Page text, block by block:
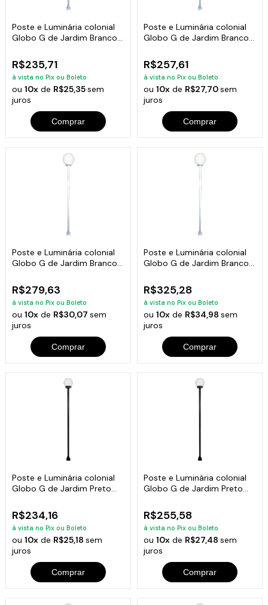
Poste e Luminária colonial
Globo G de Jardim Branco
R$235,71
à vista no Pix ou Boleto
ou10x de R$25,35sem
juros
Comprar
Poste e Luminária colonial
Globo G de Jardim Branco
R$257,61
à vista no Pix ou Boleto
ou 10xde R$27,70sem
juros
Comprar
Poste e Luminária colonial
Globo G de Jardim Branco
R$279,63
à vista no Pix ou Boleto
ou10x de R$30,07sem
juros
Comprar
Poste e Luminária colonial
Globo G de Jardim Branco
R$325,28
à vista no Pix ou Boleto
ou 10xde R$34,98 sem
juros
Comprar
Poste e Luminária colonial
Globo G de Jardim Preto
R$234,16
à vista no Pix ou Boleto
ou10x de R$25,18sem
juros
Comprar
Poste e Luminária colonial
Globo G de Jardim Preto
R$255,58
à vista no Pix ou Boleto
ou 10xde R$27,48 sem
juros
Comprar